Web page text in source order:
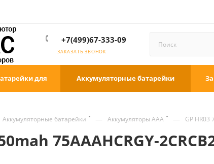
+7(499)67-333-09
ЗАКАЗАТЬ ЗВОНОК
для Аккумуляторные батарейки
Аккумуляторные батарейки — Аккумуляторы ААА — GP HR03
75AAAHCRGY-